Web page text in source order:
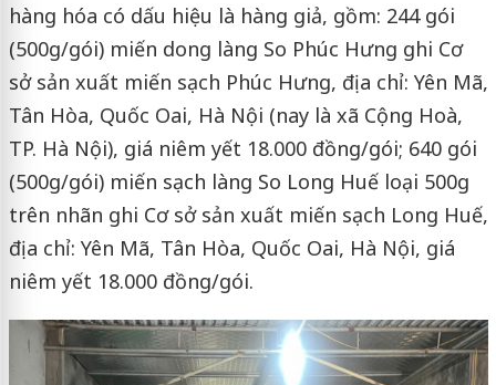
hàng hóa có dấu hiệu là hàng giả, gồm: 244 gói
(500g/gói) miến dong làng So Phúc Hưng ghi Cơ
sở sản xuất miến sạch Phúc Hưng, địa chỉ: Yên Mã,
Tân Hòa, Quốc Oai, Hà Nội (nay là xã Cộng Hoà,
TP. Hà Nội), giá niêm yết 18.000 đồng/gói; 640 gói
(500g/gói) miến sạch làng So Long Huế loại 500g
trên nhãn ghi Cơ sở sản xuất miến sạch Long Huế,
địa chỉ: Yên Mã, Tân Hòa, Quốc Oai, Hà Nội, giá
niêm yết 18.000 đồng/gói.